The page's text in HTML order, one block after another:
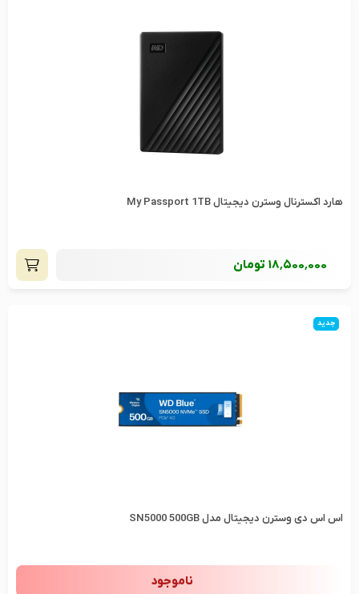
هارد اکسترنال وسترن دیجیتال My Passport 1TB
18٬500٬000 تومان
جدید
اس اس دی وسترن دیجیتال مدل SN5000 500GB
ناموجود